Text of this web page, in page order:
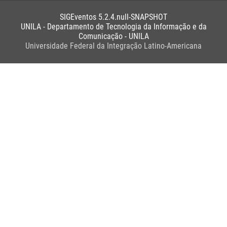
SIGEventos 5.2.4.null-SNAPSHOT
UNILA - Departamento de Tecnologia da Informação e da
Comunicação - UNILA
Universidade Federal da Integração Latino-Americana